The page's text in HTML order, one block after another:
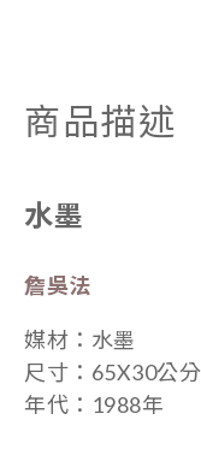
商品描述
水墨
詹吳法
媒材： 水墨
尺寸：65X30公分
年代： 1988年